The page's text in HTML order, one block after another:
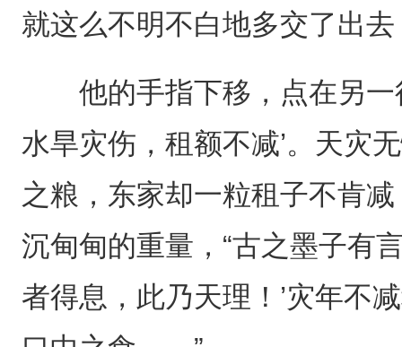
就这么不明不白地多交了出去
他的手指下移，点在另一
水旱灾伤，租额不减’。天灾
之粮，东家却一粒租子不肯
沉甸甸的重量，“古之墨子有
者得息，此乃天理！’灾年不